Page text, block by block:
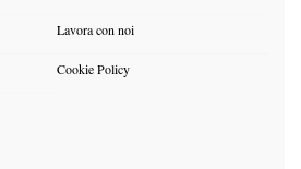
Lavora con noi
Cookie Policy